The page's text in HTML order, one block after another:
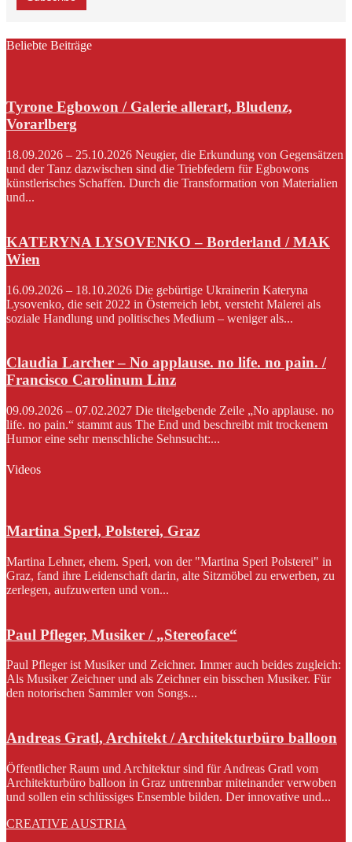
Beliebte Beiträge
Tyrone Egbowon / Galerie allerart, Bludenz,
Vorarlberg
18.09.2026 – 25.10.2026 Neugier, die Erkundung von Gegensätzen
und der Tanz dazwischen sind die Triebfedern für Egbowons
künstlerisches Schaffen. Durch die Transformation von Materialien
und...
KATERYNA LYSOVENKO – Borderland / MAK
Wien
16.09.2026 – 18.10.2026 Die gebürtige Ukrainerin Kateryna
Lysovenko, die seit 2022 in Österreich lebt, versteht Malerei als
soziale Handlung und politisches Medium – weniger als...
Claudia Larcher – No applause. no life. no pain. /
Francisco Carolinum Linz
09.09.2026 – 07.02.2027 Die titelgebende Zeile „No applause. no
life. no pain.“ stammt aus The End und beschreibt mit trockenem
Humor eine sehr menschliche Sehnsucht:...
Videos
Martina Sperl, Polsterei, Graz
Martina Lehner, ehem. Sperl, von der "Martina Sperl Polsterei" in
Graz, fand ihre Leidenschaft darin, alte Sitzmöbel zu erwerben, zu
zerlegen, aufzuwerten und von...
Paul Pfleger, Musiker / „Stereoface“
Paul Pfleger ist Musiker und Zeichner. Immer auch beides zugleich:
Als Musiker Zeichner und als Zeichner ein bisschen Musiker. Für
den notorischen Sammler von Songs...
Andreas Gratl, Architekt / Architekturbüro balloon
Öffentlicher Raum und Architektur sind für Andreas Gratl vom
Architekturbüro balloon in Graz untrennbar miteinander verwoben
und sollen ein schlüssiges Ensemble bilden. Der innovative und...
CREATIVE AUSTRIA